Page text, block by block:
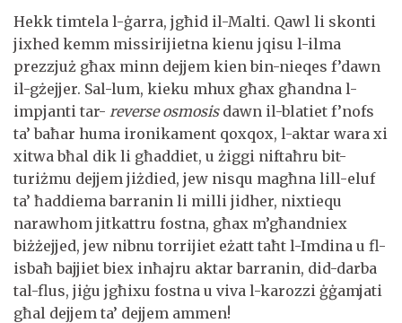
Hekk timtela l-ġarra, jgħid il-Malti. Qawl li skonti
jixhed kemm missirijietna kienu jqisu l-ilma
prezzjuż għax minn dejjem kien bin-nieqes f’dawn
il-gżejjer. Sal-lum, kieku mhux għax għandna l-
impjanti tar- reverse osmosisdawn il-blatiet f’nofs
ta’ baħar huma ironikament qoxqox, l-aktar wara xi
xitwa bħal dik li għaddiet, u żiggi niftaħru bit-
turiżmu dejjem jiżdied, jew nisqu magħna lill-eluf
ta’ ħaddiema barranin li milli jidher, nixtiequ
narawhom jitkattru fostna, għax m’għandniex
biżżejjed, jew nibnu torrijiet eżatt taħt l-Imdina u fl-
isbaħ bajjiet biex inħajru aktar barranin, did-darba
tal-flus, jiġu jgħixu fostna u viva l-karozzi ġġamjati
għal dejjem ta’ dejjem ammen!